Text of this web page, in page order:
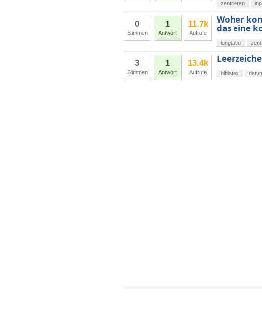
zentrieren
0
Stimmen
1
Antwort
11.7k
Aufrufe
Woher
das eine
longtabu
3
Stimmen
1
Antwort
13.4k
Aufrufe biblatex